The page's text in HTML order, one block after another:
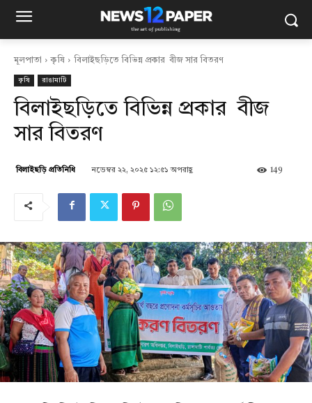
মূলপাতা কৃষি বিলাইছড়িতে বিভিন্ন প্রকার বীজ সার বিতরণ
কৃষি রাঙামাটি
বিলাইছড়িতে বিভিন্ন প্রকার বীজ
সার বিতরণ
বিলাইছড়ি প্রতিনিধি নভেম্বর ২২, ২০২৫ ১২:৫১ অপরাহ্ণ 149